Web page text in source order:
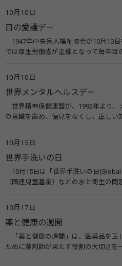
10月10日
目の愛護デー
1947年中央盲人福祉協会が10月10
では厚生労働省が主催となって毎年目
会）
10月10日
世界メンタルヘルスデー
世界精神保健連盟が、1992年より、
の意識を高め、偏見をなくし、正しい
す。 関連リンク 世界メンタルヘルスデー（厚生労働省） 働く人のメンタ
ルヘルス・ポータルサイト「こころの
10月15日
世界手洗いの日
10月15日は「世界手洗いの日
（国連児童基金）などの水と衛生の
10月17日
薬と健康の週間
「薬と健康の週間」は、医薬品を正
ために薬剤師が果たす役割の大切さを